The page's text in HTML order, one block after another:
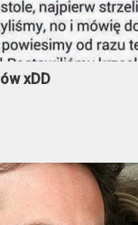
xDD